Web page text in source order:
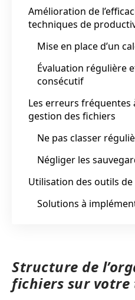
Amélioration de
techniques de
Mise en place d’un
Évaluation régulière
consécutif
Les erreurs fréquentes
gestion des fichiers
Ne pas classer
Négliger les
Utilisation des outils
Solutions à
Structure de
fichiers sur